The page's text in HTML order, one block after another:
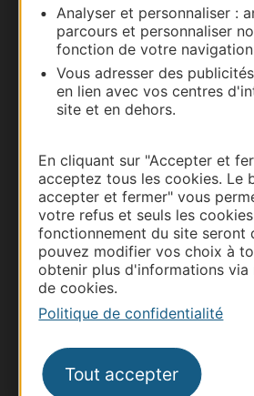
Analyser et personnaliser :
parcours et personnaliser
fonction de votre
Vous adresser des
en lien avec vos centres
site et en dehors.
En cliquant sur "Accepter et
acceptez tous les cookies. Le
accepter et fermer" vous
votre refus et seuls les
fonctionnement du site seront
pouvez modifier vos choix à
obtenir plus d'informations
de cookies.
Politique de confidentialité
Tout accepter
Documentation
Thermalisme
Business/Mice
Pros d'Occitanie
Voyagistes
Destination Sport